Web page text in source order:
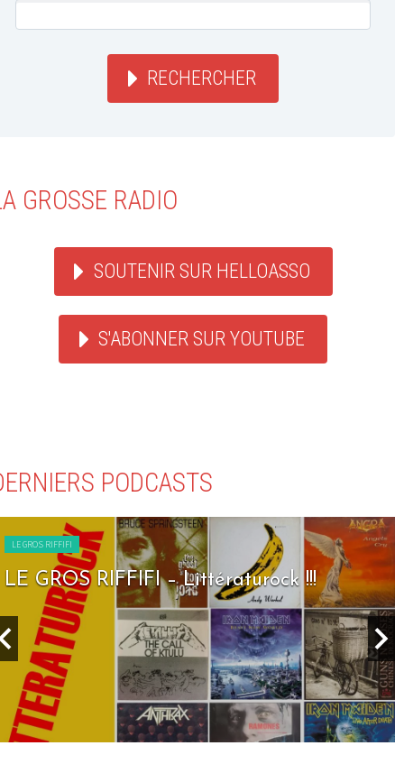
RECHERCHER
GROSSE RADIO
SOUTENIR SUR HELLOASSO
S'ABONNER SUR YOUTUBE
PODCASTS
LE GROS RIFFIFI
LE GROS RIFFIFI – Seven Days To Rock !!!